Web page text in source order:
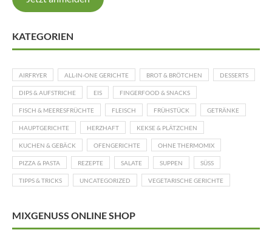
KATEGORIEN
AIRFRYER ALL-IN-ONE GERICHTE BROT & BRÖTCHEN DESSERTS
DIPS & AUFSTRICHE EIS FINGERFOOD & SNACKS
FISCH & MEERESFRÜCHTE FLEISCH FRÜHSTÜCK GETRÄNKE
HAUPTGERICHTE HERZHAFT KEKSE & PLÄTZCHEN
KUCHEN & GEBÄCK OFENGERICHTE OHNE THERMOMIX
PIZZA & PASTA REZEPTE SALATE SUPPEN SÜSS
TIPPS & TRICKS UNCATEGORIZED VEGETARISCHE GERICHTE
MIXGENUSS ONLINE SHOP